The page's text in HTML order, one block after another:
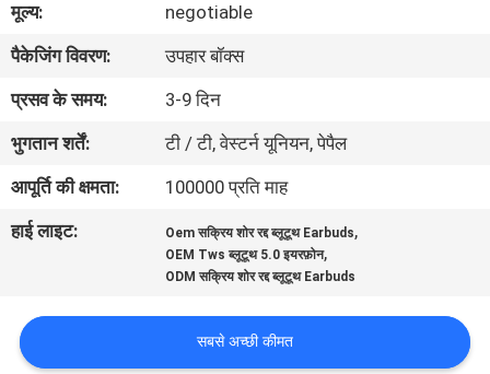
गुणवत्ता
नियंत्रण
संपर्क
करें
मामलों
मूल्य:
negotiable
पैकेजिंग विवरण:
उपहार बॉक्स
प्रसव के समय:
3-9 दिन
भुगतान शर्तें:
टी / टी, वेस्टर्न यूनियन, पेपैल
आपूर्ति की क्षमता:
100000 प्रति माह
हाई लाइट:
Oem सक्रिय शोर रद्द ब्लूटूथ Earbuds,
OEM Tws ब्लूटूथ 5.0 इयरफ़ोन,
ODM सक्रिय शोर रद्द ब्लूटूथ Earbuds
सबसे अच्छी कीमत